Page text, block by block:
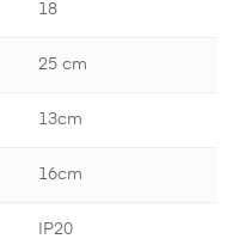
18
25 cm
13cm
16cm
IP20